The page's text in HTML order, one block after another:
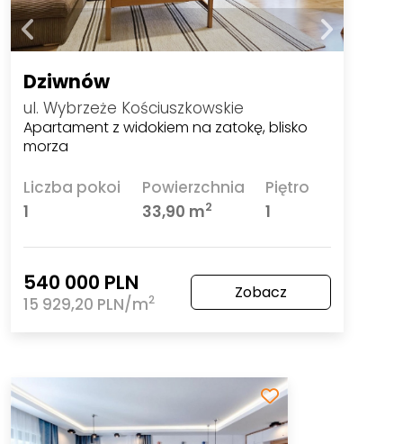
Dziwnów
ul. Wybrzeże Kościuszkowskie
Apartament z widokiem na zatokę, blisko
morza
Liczba pokoi
1
Powierzchnia
33,90 m2
Piętro
1
540 000 PLN
15 929,20 PLN/m2 Zobacz